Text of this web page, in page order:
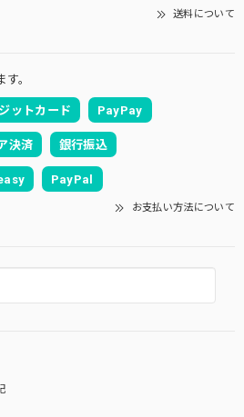
送料について
。
ットカード PayPay
決済 銀行振込
PayPal
お支払い方法について